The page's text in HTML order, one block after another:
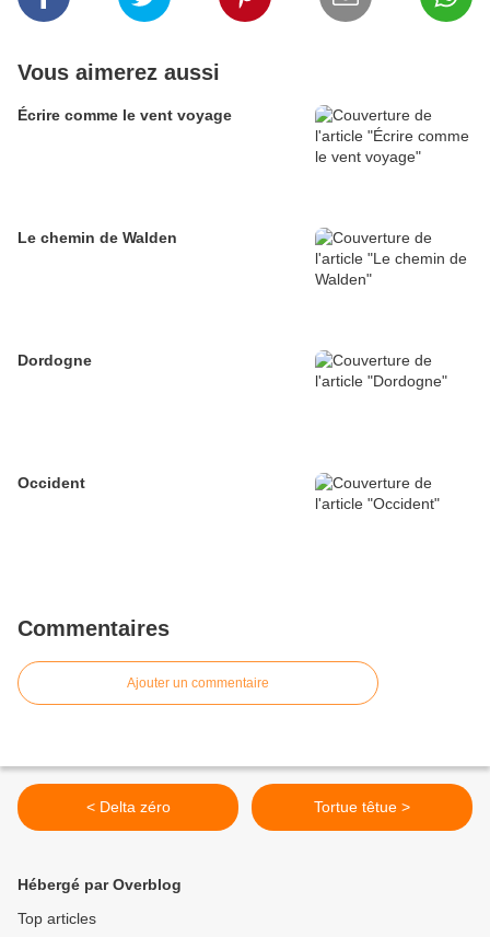
Vous aimerez aussi
Écrire comme le vent voyage
Le chemin de Walden
Dordogne
Occident
Commentaires
Ajouter un commentaire
< Delta zéro Tortue têtue >
Hébergé par Overblog
Top articles